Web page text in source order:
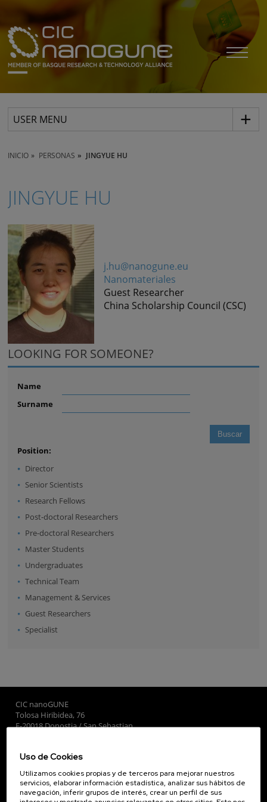
USER MENU
INICIO PERSONAS JINGYUE HU
JINGYUE HU
j.hu@nanogune.eu
Nanomateriales
Guest Researcher
China Scholarship Council (CSC)
LOOKING FOR SOMEONE?
Name
Surname
Position:
Director
Senior Scientists
Research Fellows
Post-doctoral Researchers
Pre-doctoral Researchers
Master Students
Undergraduates
Technical Team
Management & Services
Guest Researchers
Specialist
CIC nanoGUNE
Tolosa Hiribidea, 76
E-20018 Donostia / San Sebastian
Subscribe to our Newsletter
nanoGUNE
Uso de Cookies
Utilizamos cookies propias y de terceros para mejorar nuestros
servicios, elaborar información estadística, analizar sus hábitos de
navegación, inferir grupos de interés, crear un perfil de sus